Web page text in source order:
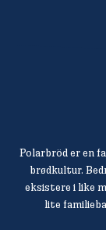
Polarbröd er en
brødkultur.
eksistere i like
lite